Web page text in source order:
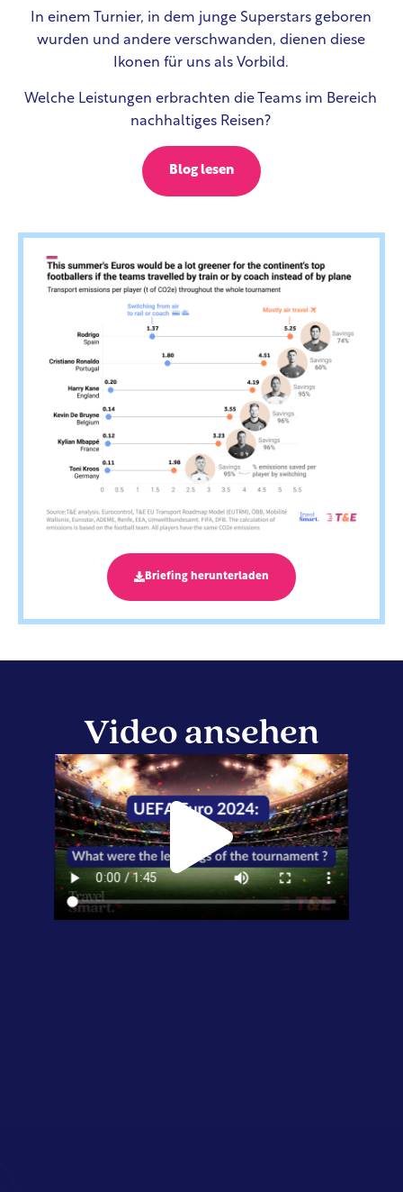
Briefing herunterladen
In einem Turnier, in dem junge Superstars geboren
wurden und andere verschwanden, dienen diese
Ikonen für uns als Vorbild.
Welche Leistungen erbrachten die Teams im Bereich
nachhaltiges Reisen?
Blog lesen
Video ansehen